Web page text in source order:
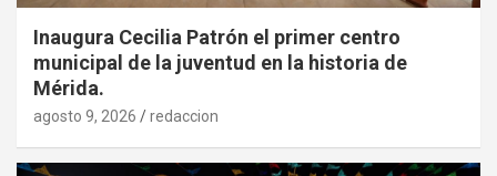
Inaugura Cecilia Patrón el primer centro
municipal de la juventud en la historia de
Mérida.
agosto 9, 2026 redaccion